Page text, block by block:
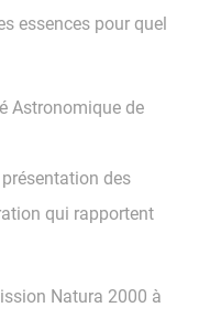
essences pour quel
Astronomique de
des
qui rapportent
Natura 2000 à